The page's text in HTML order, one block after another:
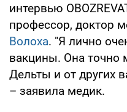
интервью
профессор, доктор
Волоха. "Я лично
вакцины. Она точно
Дельты и от других
– заявила медик.